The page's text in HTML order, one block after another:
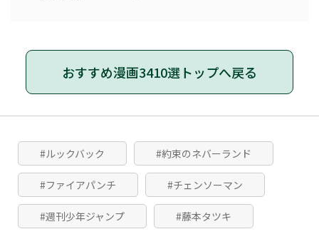
おすすめ漫画3410選トップへ戻る
#ルックバック #約束のネバーランド
#ファイアパンチ #チェンソーマン
#週刊少年ジャンプ #藤本タツキ